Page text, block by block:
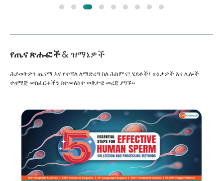
የጤና ጽሑፎች& ዝማኔዎች
ሕይወትዎን ጤናማ እና የተሻለ ለማድረግ ስለ ሕክምና፣ ሂደቶች፣ ሁኔታዎች እና ሌሎች
ተዛማጅ መስፈርቶችን በተመለከተ ወቅታዊ መረጃ ያግኙ።